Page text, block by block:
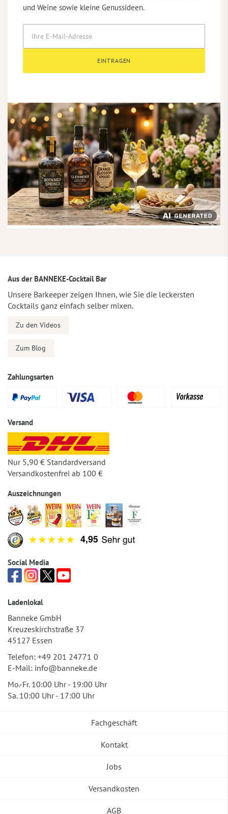
und Weine sowie kleine Genussideen.
EINTRAGEN
Aus der BANNEKE-Cocktail Bar
Unsere Barkeeper zeigen Ihnen, wie Sie die leckersten
Cocktails ganz einfach selber mixen.
Zu den Videos
Zum Blog
Zahlungsarten
Versand
Nur 5,90 € Standardversand
Versandkostenfrei ab 100 €
Auszeichnungen
Social Media
Ladenlokal
Banneke GmbH
Kreuzeskirchstraße 37
45127 Essen
Telefon: +49 201 24771 0
E-Mail: info@banneke.de
Mo.-Fr. 10:00 Uhr - 19:00 Uhr
Sa. 10:00 Uhr - 17:00 Uhr
Fachgeschäft
Kontakt
Jobs
Versandkosten
AGB